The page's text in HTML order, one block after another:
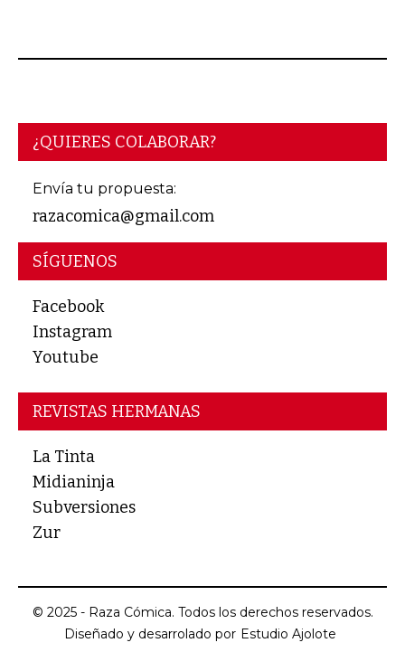
¿QUIERES COLABORAR?
Envía tu propuesta:
razacomica@gmail.com
SÍGUENOS
Facebook
Instagram
Youtube
REVISTAS HERMANAS
La Tinta
Midianinja
Subversiones
Zur
© 2025 - Raza Cómica. Todos los derechos reservados.
Diseñado y desarrolado por Estudio Ajolote